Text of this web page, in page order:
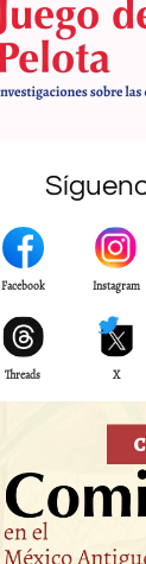
Facebook Instagram
Threads X